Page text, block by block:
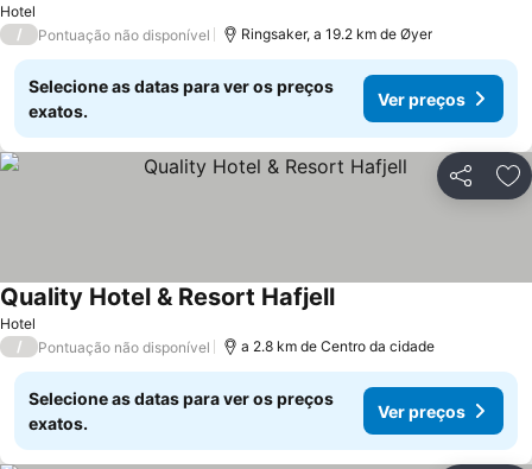
Hotel
/ Pontuação não disponível Ringsaker, a 19.2 km de Øyer
Selecione as datas para ver os preços
exatos.
Ver preços
Partilhar
Hotel
Quality Hotel & Resort Hafjell
/ Pontuação não disponível a 2.8 km de Centro da cidade
Selecione as datas para ver os preços
exatos.
Ver preços